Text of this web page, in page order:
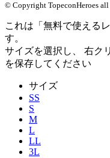
© Copyright TopeconHeroes all
これは「 無料で使える
す。
サイズを選択し、 右ク
を保存してください
サイズ
SS
S
M
L
LL
3L